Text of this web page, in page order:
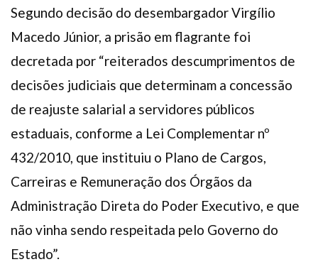
Segundo decisão do desembargador Virgílio
Macedo Júnior, a prisão em flagrante foi
decretada por “reiterados descumprimentos de
decisões judiciais que determinam a concessão
de reajuste salarial a servidores públicos
estaduais, conforme a Lei Complementar nº
432/2010, que instituiu o Plano de Cargos,
Carreiras e Remuneração dos Órgãos da
Administração Direta do Poder Executivo, e que
não vinha sendo respeitada pelo Governo do
Estado”.